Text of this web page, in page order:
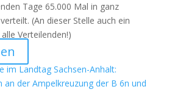
Tage 65.000 Mal in ganz
(An dieser Stelle auch ein
Verteilenden!)